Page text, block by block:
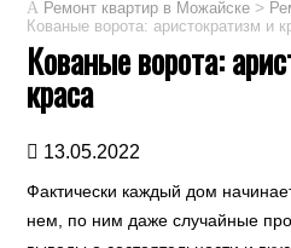
Ремонт квартир в Можайске >
Кованые ворота: аристократизм и
Кованые ворота:
краса
13.05.2022
Фактически каждый дом
нем, по ним даже случайные